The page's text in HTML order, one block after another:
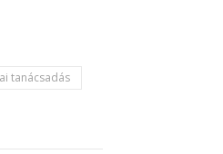
tanácsadás